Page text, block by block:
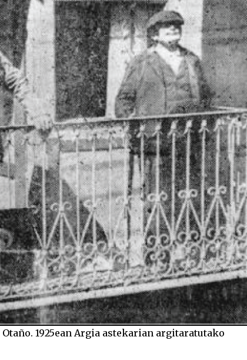
1925ean Argia astekarian argitaratutako